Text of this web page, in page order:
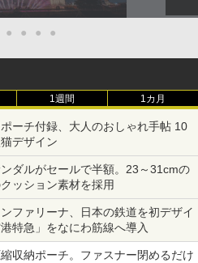
● ● ● ●
1週間 1カ月
ーチ付録、大人のおしゃれ手帖 10
デザイン
ダルがセールで半額。23～31cmの
ッション素材を採用
ファリーナ、日本の鉄道を初デザイ
特急」をなにわ筋線へ導入
収納ポーチ。ファスナー閉めるだけ